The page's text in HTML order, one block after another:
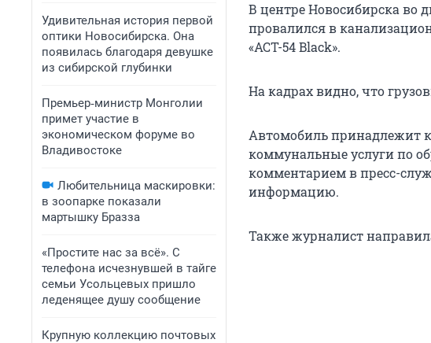
Удивительная история первой
оптики Новосибирска. Она
появилась благодаря девушке
из сибирской глубинки
Премьер‑министр Монголии
примет участие в
экономическом форуме во
Владивостоке
Любительница маскировки:
в зоопарке показали
мартышку Бразза
«Простите нас за всё». С
телефона исчезнувшей в тайге
семьи Усольцевых пришло
леденящее душу сообщение
Крупную коллекцию почтовых
В центре Новосибирска во
провалился в
«АСТ-54 Black».
На кадрах видно, что
Автомобиль принадлежит
коммунальные услуги по
комментарием в пресс-
информацию.
Также журналист